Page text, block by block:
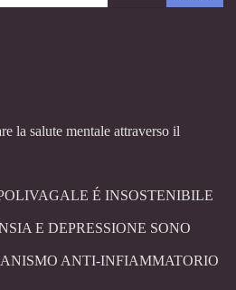
la salute mentale attraverso il
É INSOSTENIBILE
E DEPRESSIONE SONO
ANTI-INFIAMMATORIO